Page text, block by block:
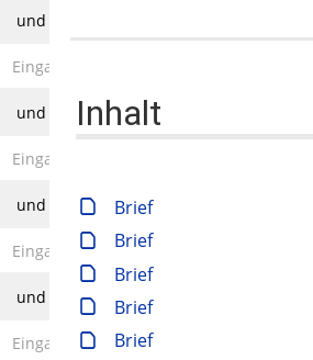
Inhalt
Brief
Brief
Brief
Brief
Brief